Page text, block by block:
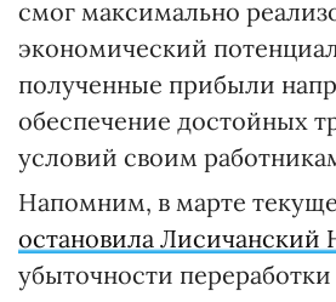
смог максимально
экономический
полученные прибыли
обеспечение достойных
условий своим
Напомним, в марте
остановила Лисичанский
убыточности